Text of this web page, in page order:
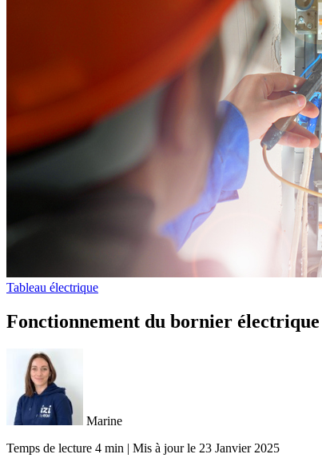
Tableau électrique
Fonctionnement du bornier électrique
Marine
Temps de lecture 4 min | Mis à jour le 23 Janvier 2025